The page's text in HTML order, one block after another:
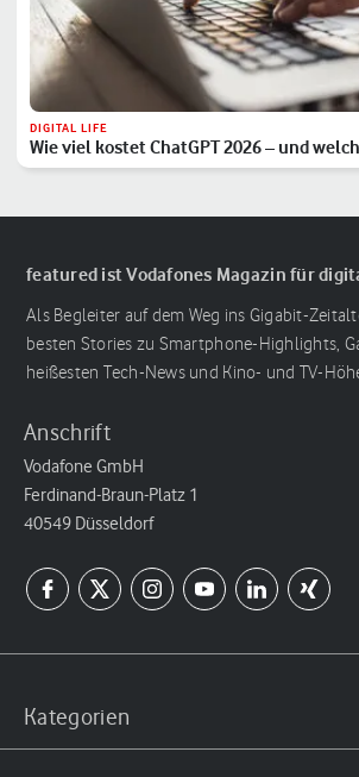
DIGITAL LIFE
Wie viel kostet ChatGPT 2026 – und
featured ist Vodafones Magazin für
Als Begleiter auf dem Weg ins Gigabit-
besten Stories zu Smartphone-Highlights,
heißesten Tech-News und Kino- und TV-
Anschrift
Vodafone GmbH
Ferdinand-Braun-Platz 1
40549 Düsseldorf
Kategorien